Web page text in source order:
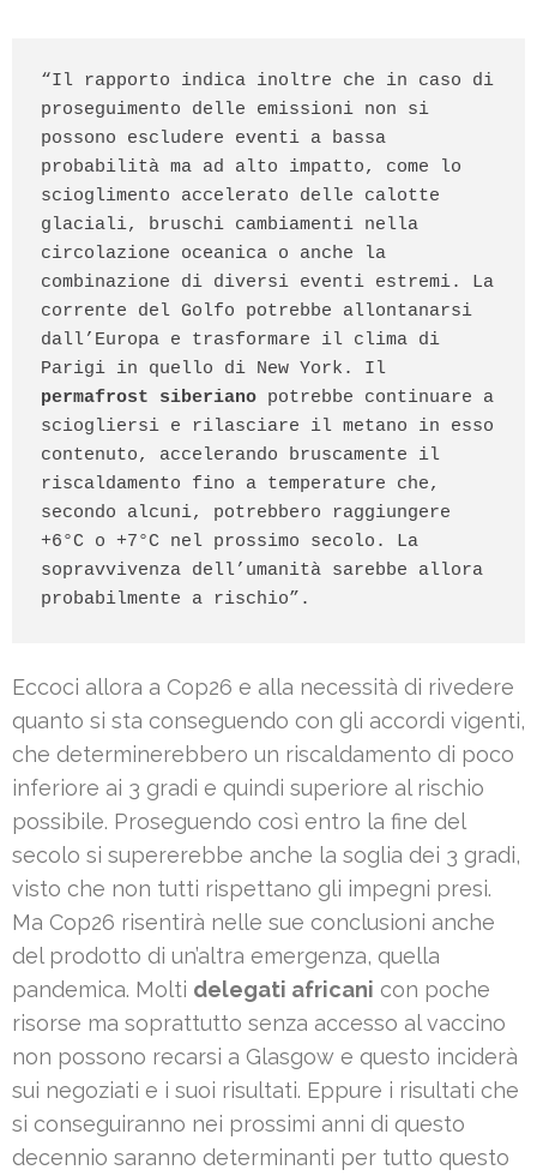
“Il rapporto indica inoltre che in caso di
proseguimento delle emissioni non si
possono escludere eventi a bassa
probabilità ma ad alto impatto, come lo
scioglimento accelerato delle calotte
glaciali, bruschi cambiamenti nella
circolazione oceanica o anche la
combinazione di diversi eventi estremi. La
corrente del Golfo potrebbe allontanarsi
dall’Europa e trasformare il clima di
permafrost siberiano potrebbe continuare a
sciogliersi e rilasciare il metano in esso
contenuto, accelerando bruscamente il
riscaldamento fino a temperature che,
secondo alcuni, potrebbero raggiungere
+6°C o +7°C nel prossimo secolo. La
sopravvivenza dell’umanità sarebbe allora
probabilmente a rischio”.
Eccoci allora a Cop26 e alla necessità di rivedere
quanto si sta conseguendo con gli accordi vigenti,
che determinerebbero un riscaldamento di poco
inferiore ai 3 gradi e quindi superiore al rischio
possibile. Proseguendo così entro la fine del
secolo si supererebbe anche la soglia dei 3 gradi,
visto che non tutti rispettano gli impegni presi.
Ma Cop26 risentirà nelle sue conclusioni anche
del prodotto di un’altra emergenza, quella
pandemica. Molti delegati africani con poche
risorse ma soprattutto senza accesso al vaccino
non possono recarsi a Glasgow e questo inciderà
sui negoziati e i suoi risultati. Eppure i risultati che
si conseguiranno nei prossimi anni di questo
decennio saranno determinanti per tutto questo